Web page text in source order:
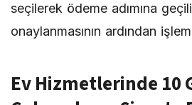
seçilerek ödeme adımına
onaylanmasının ardından
Ev Hizmetlerinde 10